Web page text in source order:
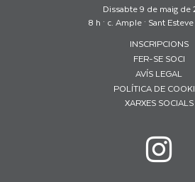
Dissabte 9 de maig de
8 h · c. Ample · Sant
INSCRIPCIONS
FER-SE SOCI
AVÍS LEGAL
POLÍTICA DE
XARXES SOCIALS